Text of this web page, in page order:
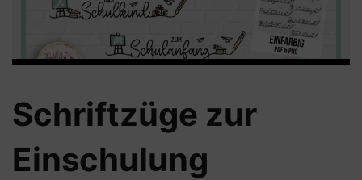
Schriftzüge zur
Einschulung